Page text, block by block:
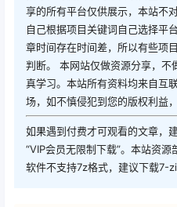
享的所有平台仅供展示，本站不
自己根据项目关键词自己选择平
章时间存在时间差，所以有些项
判断。 本网站仅做资源分享，不
真学习。本站所有资料均来自互
场，如不慎侵犯到您的版权利益
如果遇到付费才可观看的文章，
“VIP会员无限制下载”。本站资
软件不支持7z格式，建议下载7-